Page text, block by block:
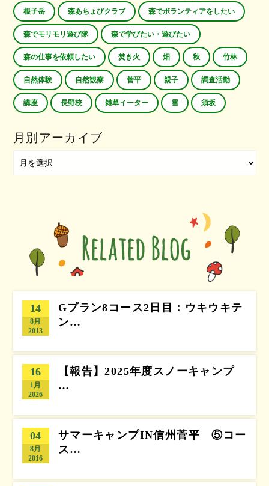
根子岳 森あちょびクラブ 森でボランティアをしたい
森でモリモリ遊び隊 森で学びたい・遊びたい
森の仕事を依頼したい 焚き火 畑 秋 竹林
自然体験 自然観察 菅平 親子 調査活動
講座 長野校 雑草イーター 雪 須坂
月別アーカイブ
14
8月
2013
Gプラン8コース2日目：ウキウキテ
ン…
16
1月
2026
【報告】2025年度スノーキャンプ
…
04
8月
2016
サマーキャンプIN信州菅平 ⑤コー
ス…